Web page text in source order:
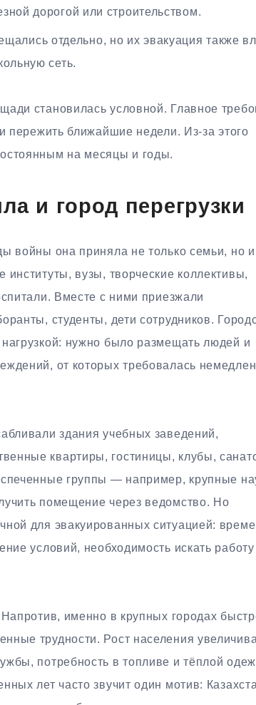
дорогой или строительством.
отдельно, но их эвакуация также
сеть.
становилась условной. Главное
пережить ближайшие недели. Из-за этого
на месяцы и годы.
и город перегрузки
войны она приняла не только семьи, но и
вузы, творческие коллективы,
Вместе с ними приезжали
студенты, дети сотрудников.
нужно было размещать людей и
от которых требовалась
здания учебных заведений,
квартиры, гостиницы, клубы,
группы — например, крупные
помещение через ведомство. Но
для эвакуированных ситуацией:
условий, необходимость искать работу
именно в крупных городах
трудности. Рост населения
потребность в топливе и тёплой
лет часто звучит один мотив: